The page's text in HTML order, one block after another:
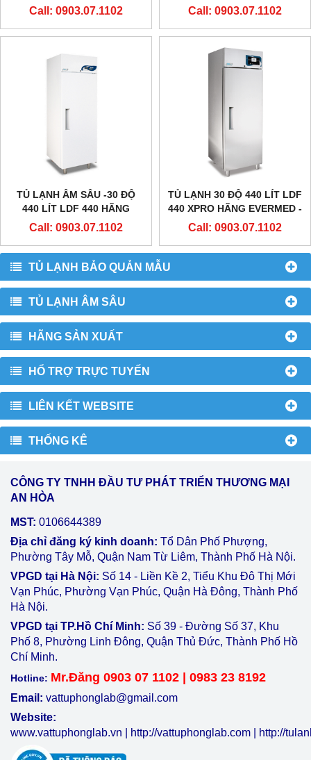
TỦ LẠNH BẢO QUẢN MẪU
TỦ LẠNH ÂM SÂU
HÃNG SẢN XUẤT
HỔ TRỢ TRỰC TUYẾN
LIÊN KẾT WEBSITE
THỐNG KÊ
EVERMED - Ý
Call: 0903.07.1102
530 HÃNG EVERMED - Ý
Call: 0903.07.1102
TỦ LẠNH ÂM SÂU -30 ĐỘ
440 LÍT LDF 440 HÃNG
EVERMED - Ý
Call: 0903.07.1102
TỦ LẠNH 30 ĐỘ 440 LÍT LDF
440 XPRO HÃNG EVERMED -
Ý
Call: 0903.07.1102
CÔNG TY TNHH ĐẦU TƯ PHÁT TRIỂN THƯƠNG MẠI
AN HÒA
MST: 0106644389
Địa chỉ đăng ký kinh doanh: Tổ Dân Phố Phượng,
Phường Tây Mỗ, Quận Nam Từ Liêm, Thành Phố Hà Nội.
VPGD tại Hà Nội: Số 14 - Liền Kề 2, Tiểu Khu Đô Thị Mới
Vạn Phúc, Phường Vạn Phúc, Quận Hà Đông, Thành Phố
Hà Nội.
VPGD tại TP.Hồ Chí Minh: Số 39 - Đường Số 37, Khu
Phố 8, Phường Linh Đông, Quận Thủ Đức, Thành Phố Hồ
Chí Minh.
Hotline: Mr.Đăng 0903 07 1102 | 0983 23 8192
Email: vattuphonglab@gmail.com
Website:
www.vattuphonglab.vn
http://vattuphonglab.com http://